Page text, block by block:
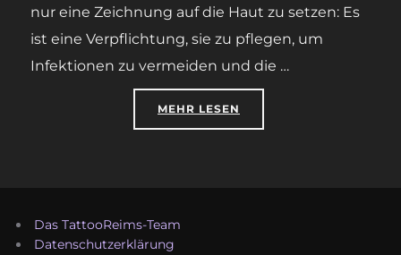
nur eine Zeichnung auf die Haut zu setzen: Es
ist eine Verpflichtung, sie zu pflegen, um
Infektionen zu vermeiden und die …
MEHR ÜBER „WIE PLEFGT MAN EIN
LESEN
Das TattooReims-Team
Datenschutzerklärung